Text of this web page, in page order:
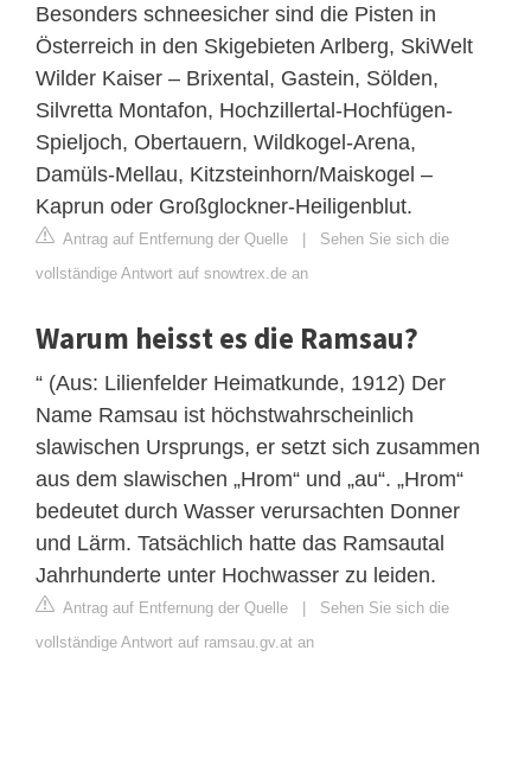
Besonders schneesicher sind die Pisten in
Österreich in den Skigebieten Arlberg, SkiWelt
Wilder Kaiser – Brixental, Gastein, Sölden,
Silvretta Montafon, Hochzillertal-Hochfügen-
Spieljoch, Obertauern, Wildkogel-Arena,
Damüls-Mellau, Kitzsteinhorn/Maiskogel –
Kaprun oder Großglockner-Heiligenblut.
Antrag auf Entfernung der Quelle | Sehen Sie sich die
vollständige Antwort auf snowtrex.de an
Warum heisst es die Ramsau?
“ (Aus: Lilienfelder Heimatkunde, 1912) Der
Name Ramsau ist höchstwahrscheinlich
slawischen Ursprungs, er setzt sich zusammen
aus dem slawischen „Hrom“ und „au“. „Hrom“
bedeutet durch Wasser verursachten Donner
und Lärm. Tatsächlich hatte das Ramsautal
Jahrhunderte unter Hochwasser zu leiden.
Antrag auf Entfernung der Quelle | Sehen Sie sich die
vollständige Antwort auf ramsau.gv.at an